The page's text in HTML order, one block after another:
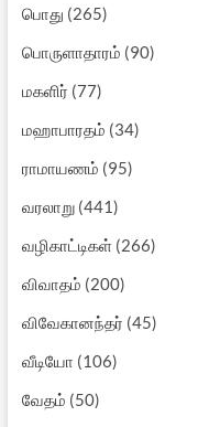
பொது (265)
பொருளாதாரம் (90)
மகளிர் (77)
மஹாபாரதம் (34)
ராமாயணம் (95)
வரலாறு(441)
வழிகாட்டிகள்(266)
விவாதம் (200)
விவேகானந்தர் (45)
வீடியோ (106)
வேதம் (50)